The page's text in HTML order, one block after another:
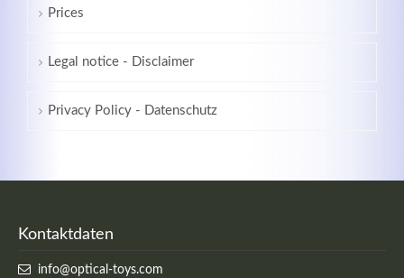
Prices
Legal notice - Disclaimer
Privacy Policy - Datenschutz
Kontaktdaten
info@optical-toys.com